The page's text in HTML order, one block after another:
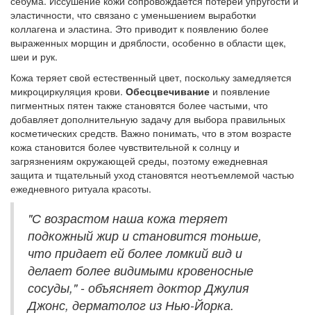
эластичности, что связано с уменьшением выработки
коллагена и эластина. Это приводит к появлению более
выраженных морщин и дряблости, особенно в области щек,
шеи и рук.
Кожа теряет свой естественный цвет, поскольку замедляется
микроциркуляция крови. Обесцвечивание и появление
пигментных пятен также становятся более частыми, что
добавляет дополнительную задачу для выбора правильных
косметических средств. Важно понимать, что в этом возрасте
кожа становится более чувствительной к солнцу и
загрязнениям окружающей среды, поэтому ежедневная
защита и тщательный уход становятся неотъемлемой частью
ежедневного ритуала красоты.
"С возрастом наша кожа теряет
подкожный жир и становится тоньше,
что придает ей более ломкий вид и
делает более видимыми кровеносные
сосуды," - объясняет доктор Джулия
Джонс, дерматолог из Нью-Йорка.